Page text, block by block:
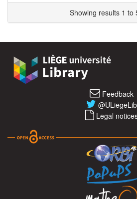
Showing results 1 to
Feedback
@ULiegeLib
Legal